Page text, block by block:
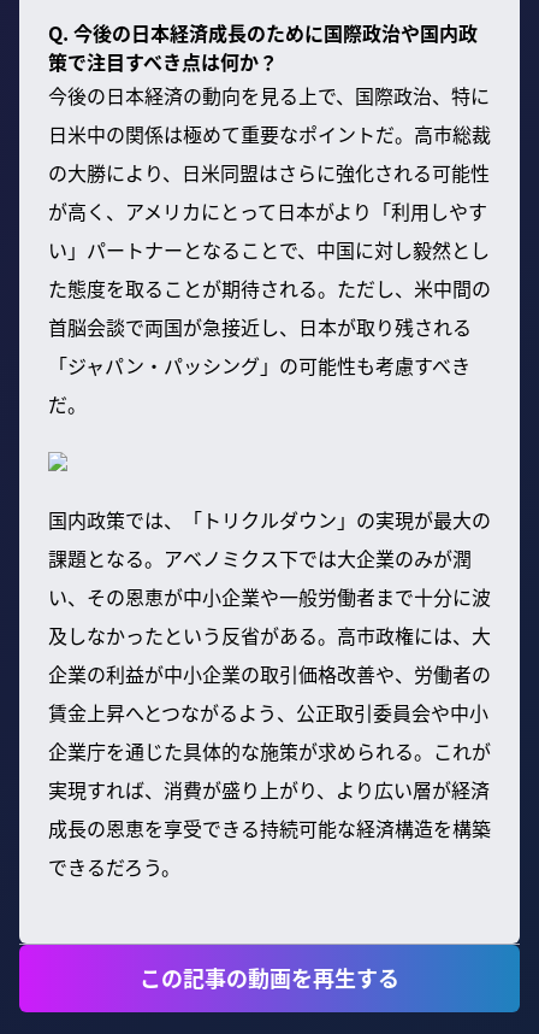
Q. 今後の日本経済成長のために国際政治や国内政
策で注目すべき点は何か？
今後の日本経済の動向を見る上で、国際政治、特に
日米中の関係は極めて重要なポイントだ。高市総裁
の大勝により、日米同盟はさらに強化される可能性
が高く、アメリカにとって日本がより「利用しやす
い」パートナーとなることで、中国に対し毅然とし
た態度を取ることが期待される。ただし、米中間の
首脳会談で両国が急接近し、日本が取り残される
「ジャパン・パッシング」の可能性も考慮すべき
だ。
国内政策では、「トリクルダウン」の実現が最大の
課題となる。アベノミクス下では大企業のみが潤
い、その恩恵が中小企業や一般労働者まで十分に波
及しなかったという反省がある。高市政権には、大
企業の利益が中小企業の取引価格改善や、労働者の
賃金上昇へとつながるよう、公正取引委員会や中小
企業庁を通じた具体的な施策が求められる。これが
実現すれば、消費が盛り上がり、より広い層が経済
成長の恩恵を享受できる持続可能な経済構造を構築
できるだろう。
この記事の動画を再生する